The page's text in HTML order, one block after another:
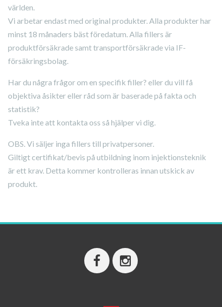
världen.
Vi arbetar endast med original produkter. Alla produkter har
minst 18 månaders bäst föredatum. Alla fillers är
produktförsäkrade samt transportförsäkrade via IF-
försäkringsbolag.
Har du några frågor om en specifik filler? eller du vill få
objektiva åsikter eller råd som är baserade på fakta och
statistik?
Tveka inte att kontakta oss så hjälper vi dig.
OBS. Vi säljer inga fillers till privatpersoner.
Giltigt certifikat/bevis på utbildning inom injektionsteknik
är ett krav. Detta kommer kontrolleras innan utskick av
produkt.